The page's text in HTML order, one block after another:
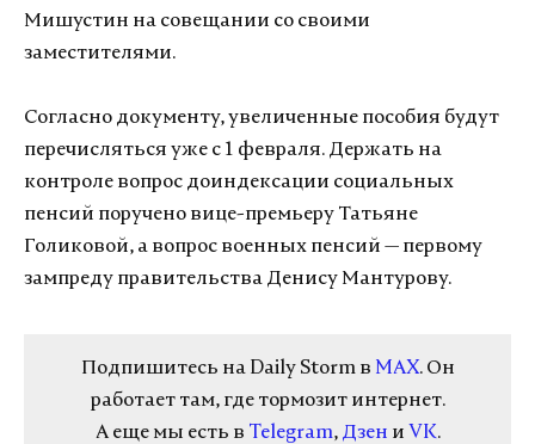
Мишустин на совещании со своими
заместителями.
Согласно документу, увеличенные пособия будут
перечисляться уже с 1 февраля. Держать на
контроле вопрос доиндексации социальных
пенсий поручено вице-премьеру Татьяне
Голиковой, а вопрос военных пенсий — первому
зампреду правительства Денису Мантурову.
Подпишитесь на Daily Storm в MAX. Он
работает там, где тормозит интернет.
А еще мы есть в Telegram, Дзен и VK.